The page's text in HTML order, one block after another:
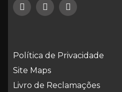
Política de Privacidade
Site Maps
Livro de Reclamações